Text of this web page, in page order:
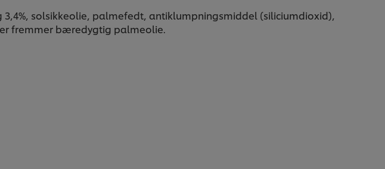
solsikkeolie, palmefedt, antiklumpningsmiddel (siliciumdioxid),
fremmer bæredygtig palmeolie.